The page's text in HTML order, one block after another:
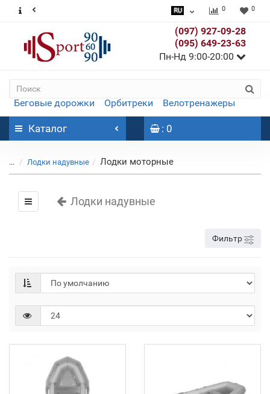
0 0
(097) 927-09-28
(095) 649-23-63
Пн-Нд 9:00-20:00
Беговые дорожки Орбитреки Велотренажеры
Каталог : 0
... Лодки надувные Лодки моторные
Лодки надувные
Фильтр